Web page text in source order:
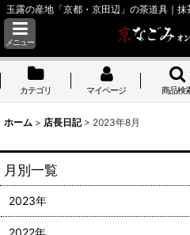
玉露の産地「京都・京田辺」の茶道具｜抹
メニュー
カテゴリ マイページ 商品検
ホーム > 店長日記 > 2023年8月
月別一覧
2023年
2022年